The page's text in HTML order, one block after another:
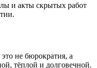
и акты скрытых работ
не бюрократия, а
тёплой и долговечной.